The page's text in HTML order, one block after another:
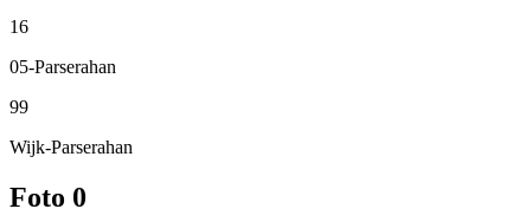
16
05-Parserahan
99
Wijk-Parserahan
Foto 0